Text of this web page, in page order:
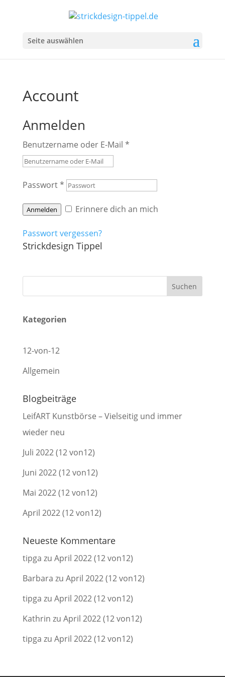
Seite auswählen
Account
Anmelden
Benutzername oder E-Mail *
Passwort*
Anmelden Erinnere dich an mich
Passwort vergessen?
Strickdesign Tippel
Kategorien
12-von-12
Allgemein
Blogbeiträge
LeifART Kunstbörse – Vielseitig und immer
wieder neu
Juli 2022 (12 von12)
Juni 2022 (12 von12)
Mai 2022 (12 von12)
April 2022 (12 von12)
Neueste Kommentare
tipga zu April 2022 (12 von12)
Barbara zu April 2022 (12 von12)
tipga zu April 2022 (12 von12)
Kathrin zu April 2022 (12 von12)
tipga zu April 2022 (12 von12)